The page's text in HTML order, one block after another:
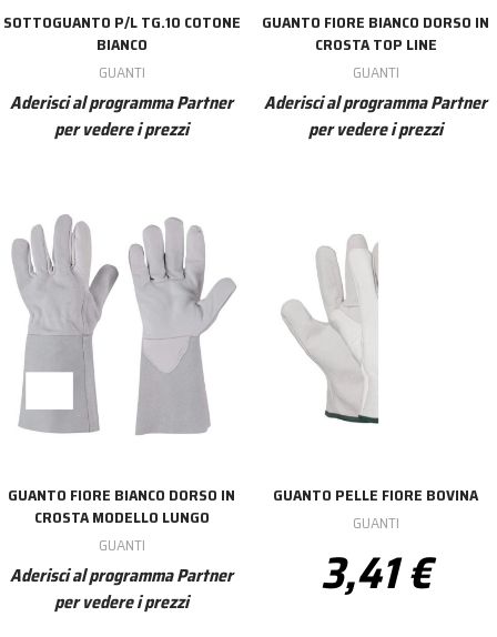
SOTTOGUANTO P/L TG.10 COTONE
BIANCO
GUANTI
Aderisci al programma Partner
per vedere i prezzi
GUANTO FIORE BIANCO DORSO IN
CROSTA TOP LINE
GUANTI
Aderisci al programma Partner
per vedere i prezzi
GUANTO FIORE BIANCO DORSO IN
CROSTA MODELLO LUNGO
GUANTI
Aderisci al programma Partner
per vedere i prezzi
GUANTO PELLE FIORE BOVINA
GUANTI
3,41 €